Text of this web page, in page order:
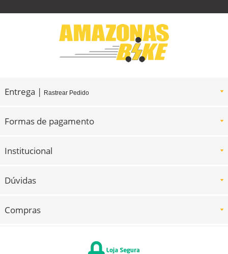
Entrega | Rastrear Pedido
Formas de pagamento
Institucional
Dúvidas
Compras